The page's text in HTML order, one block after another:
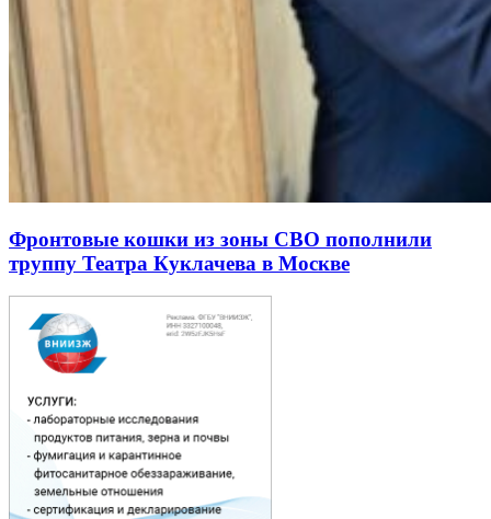
Фронтовые кошки из зоны СВО пополнили
труппу Театра Куклачева в Москве